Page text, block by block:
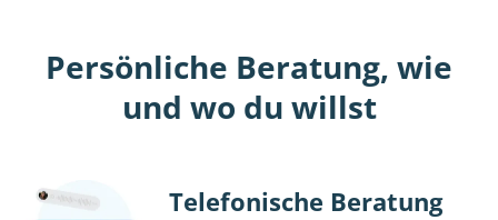
Persönliche Beratung, wie
und wo du willst
Telefonische Beratung